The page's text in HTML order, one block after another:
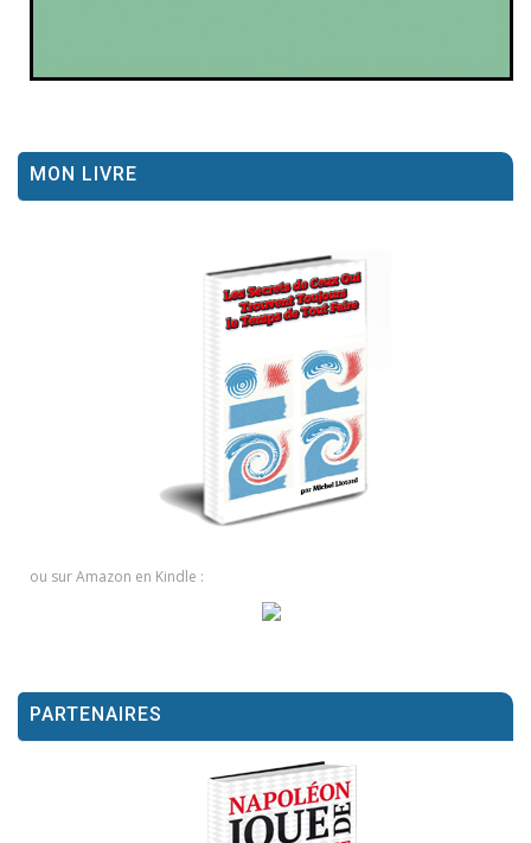
MON LIVRE
ou sur Amazon en Kindle :
PARTENAIRES